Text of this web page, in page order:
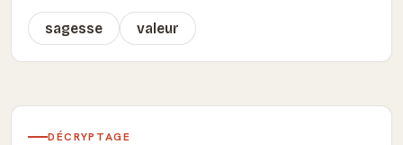
sagesse valeur
DÉCRYPTAGE